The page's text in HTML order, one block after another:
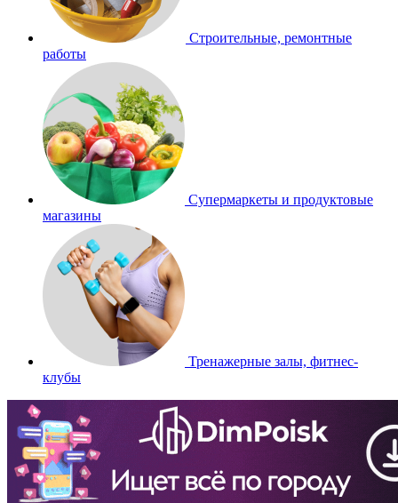
Строительные, ремонтные
работы
Супермаркеты и продуктовые
магазины
Тренажерные залы, фитнес-
клубы